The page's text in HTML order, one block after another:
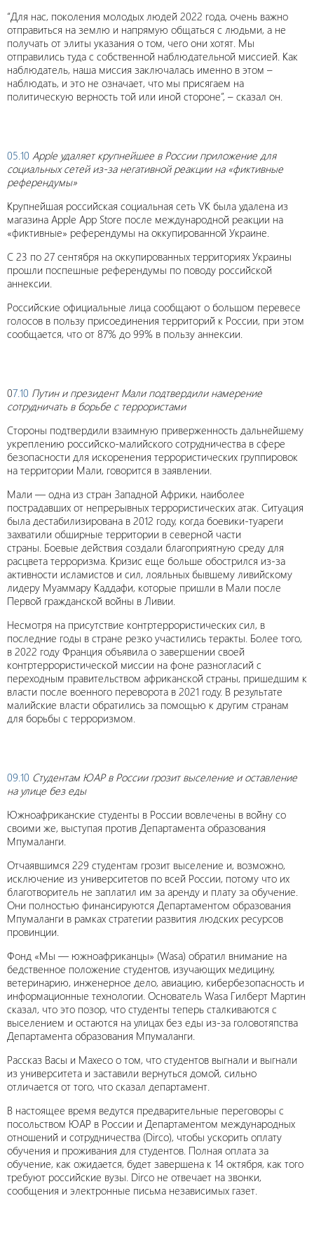
“Для нас, поколения молодых людей 2022 года, очень важно
отправиться на землю и напрямую общаться с людьми, а не
получать от элиты указания о том, чего они хотят. Мы
отправились туда с собственной наблюдательной миссией. Как
наблюдатель, наша миссия заключалась именно в этом –
наблюдать, и это не означает, что мы присягаем на
политическую верность той или иной стороне”, – сказал он.
05.10 Apple удаляет крупнейшее в России приложение для
социальных сетей из-за негативной реакции на «фиктивные
референдумы»
Крупнейшая российская социальная сеть VK была удалена из
магазина Apple App Store после международной реакции на
«фиктивные» референдумы на оккупированной Украине.
С 23 по 27 сентября на оккупированных территориях Украины
прошли поспешные референдумы по поводу российской
аннексии.
Российские официальные лица сообщают о большом перевесе
голосов в пользу присоединения территорий к России, при этом
сообщается, что от 87% до 99% в пользу аннексии.
07.10 Путин и президент Мали подтвердили намерение
сотрудничать в борьбе с террористами
Стороны подтвердили взаимную приверженность дальнейшему
укреплению российско-малийского сотрудничества в сфере
безопасности для искоренения террористических группировок
на территории Мали, говорится в заявлении.
Мали — одна из стран Западной Африки, наиболее
пострадавших от непрерывных террористических атак. Ситуация
была дестабилизирована в 2012 году, когда боевики-туареги
захватили обширные территории в северной части
страны. Боевые действия создали благоприятную среду для
расцвета терроризма. Кризис еще больше обострился из-за
активности исламистов и сил, лояльных бывшему ливийскому
лидеру Муаммару Каддафи, которые пришли в Мали после
Первой гражданской войны в Ливии.
Несмотря на присутствие контртеррористических сил, в
последние годы в стране резко участились теракты. Более того,
в 2022 году Франция объявила о завершении своей
контртеррористической миссии на фоне разногласий с
переходным правительством африканской страны, пришедшим к
власти после военного переворота в 2021 году. В результате
малийские власти обратились за помощью к другим странам
для борьбы с терроризмом.
09.10 Студентам ЮАР в России грозит выселение и оставление
на улице без еды
Южноафриканские студенты в России вовлечены в войну со
своими же, выступая против Департамента образования
Мпумаланги.
Отчаявшимся 229 студентам грозит выселение и, возможно,
исключение из университетов по всей России, потому что их
благотворитель не заплатил им за аренду и плату за обучение.
Они полностью финансируются Департаментом образования
Мпумаланги в рамках стратегии развития людских ресурсов
провинции.
Фонд «Мы — южноафриканцы» (Wasa) обратил внимание на
бедственное положение студентов, изучающих медицину,
ветеринарию, инженерное дело, авиацию, кибербезопасность и
информационные технологии. Основатель Wasa Гилберт Мартин
сказал, что это позор, что студенты теперь сталкиваются с
выселением и остаются на улицах без еды из-за головотяпства
Департамента образования Мпумаланги.
Рассказ Васы и Махесо о том, что студентов выгнали и выгнали
из университета и заставили вернуться домой, сильно
отличается от того, что сказал департамент.
В настоящее время ведутся предварительные переговоры с
посольством ЮАР в России и Департаментом международных
отношений и сотрудничества (Dirco), чтобы ускорить оплату
обучения и проживания для студентов. Полная оплата за
обучение, как ожидается, будет завершена к 14 октября, как того
требуют российские вузы. Dirco не отвечает на звонки,
сообщения и электронные письма независимых газет.